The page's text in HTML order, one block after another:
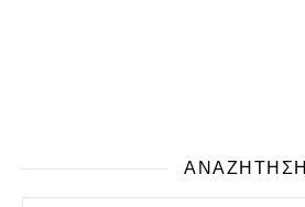
ΑΝΑΖΗΤΗΣΗ